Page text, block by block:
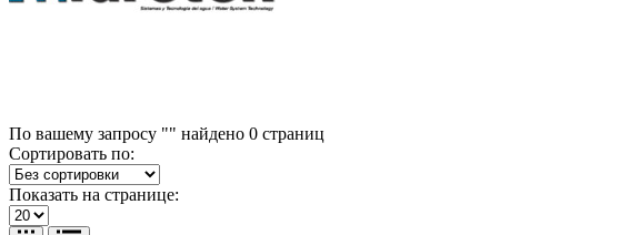
По вашему запросу "" найдено 0 страниц
Сортировать по:
Показать на странице: